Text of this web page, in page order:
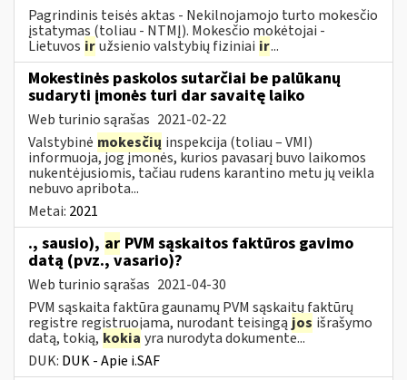
Pagrindinis teisės aktas - Nekilnojamojo turto mokesčio
įstatymas (toliau - NTMĮ). Mokesčio mokėtojai -
Lietuvos iružsienio valstybių fiziniai ir...
Mokestinės paskolos sutarčiai be palūkanų
sudaryti įmonės turi dar savaitę laiko
Web turinio sąrašas 2021-02-22
Valstybinė mokesčių inspekcija (toliau – VMI)
informuoja, jog įmonės, kurios pavasarį buvo laikomos
nukentėjusiomis, tačiau rudens karantino metu jų veikla
nebuvo apribota...
Metai: 2021
., sausio), ar PVM sąskaitos faktūros gavimo
datą (pvz., vasario)?
Web turinio sąrašas 2021-04-30
PVM sąskaita faktūra gaunamų PVM sąskaitų faktūrų
registre registruojama, nurodant teisingą jos išrašymo
datą, tokią, kokia yra nurodyta dokumente...
DUK: DUK - Apie i.SAF